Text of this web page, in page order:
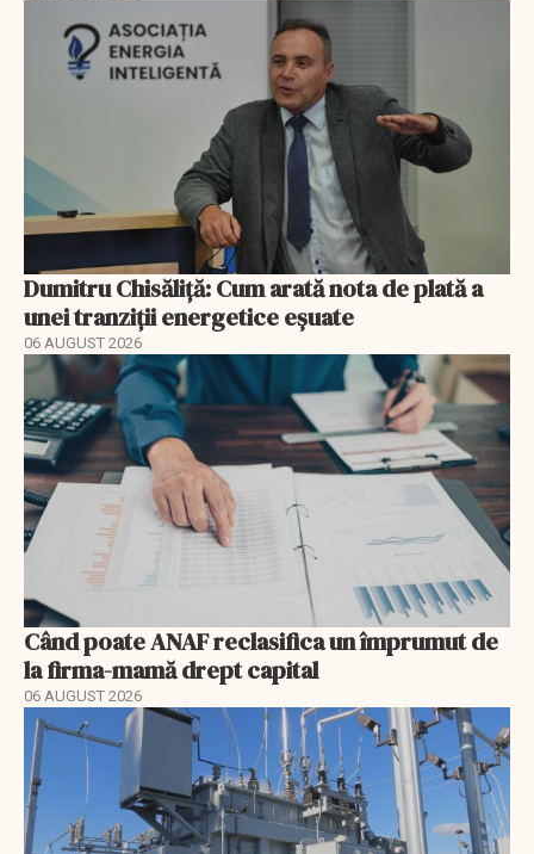
Dumitru Chisăliță: Cum arată nota de plată a
unei tranziții energetice eșuate
06 AUGUST 2026
Când poate ANAF reclasifica un împrumut de
la firma-mamă drept capital
06 AUGUST 2026